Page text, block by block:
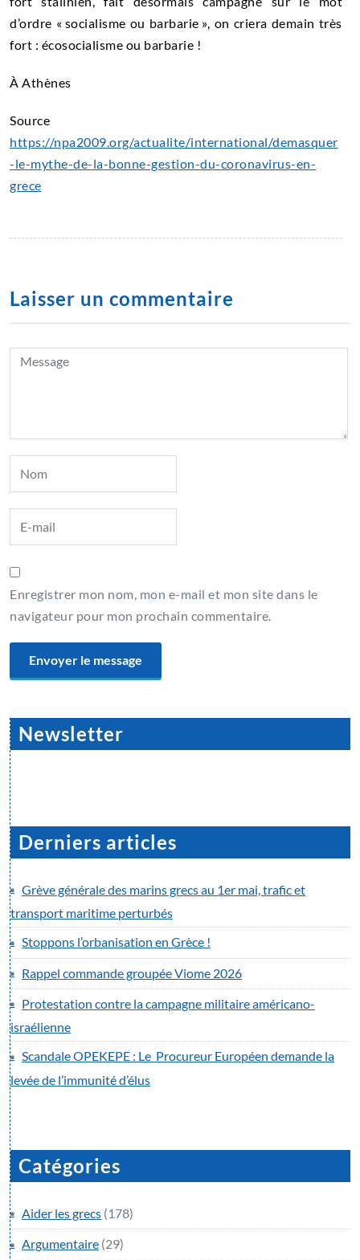
d’ordre « socialisme ou barbarie », on criera demain très
fort : écosocialisme ou barbarie !
À Athènes
Source
https://npa2009.org/actualite/international/demasquer
-le-mythe-de-la-bonne-gestion-du-coronavirus-en-
grece
Laisser un commentaire
Enregistrer mon nom, mon e-mail et mon site dans le
navigateur pour mon prochain commentaire.
Newsletter
Derniers articles
Grève générale des marins grecs au 1er mai, trafic et
transport maritime perturbés
Stoppons l’orbanisation en Grèce !
Rappel commande groupée Viome 2026
Protestation contre la campagne militaire américano-
israélienne
Scandale OPEKEPE : Le Procureur Européen demande la
levée de l’immunité d’élus
Catégories
Aider les grecs (178)
Argumentaire (29)